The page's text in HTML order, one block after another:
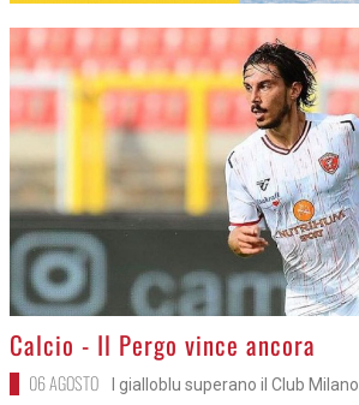
>
Calcio - Il Pergo vince ancora
06 AGOSTO I gialloblu superano il Club Milano